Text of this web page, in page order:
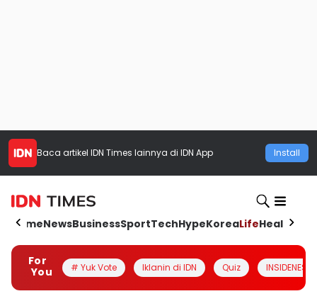
Baca artikel IDN Times lainnya di IDN App Install
HomeNewsBusinessSportTechHypeKoreaLifeHealth
For
You
# Yuk Vote Iklanin di IDN Quiz INSIDENESIA